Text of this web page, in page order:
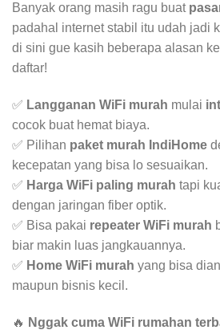
Banyak orang masih ragu buat
padahal internet stabil itu udah jadi
di sini gue kasih beberapa alasan
daftar!
✅ Langganan WiFi murah mulai
cocok buat hemat biaya.
✅ Pilihan paket murah IndiHome
kecepatan yang bisa lo sesuaikan.
✅ Harga WiFi paling murah tapi
dengan jaringan fiber optik.
✅ Bisa pakai repeater WiFi murah
biar makin luas jangkauannya.
✅ Home WiFi murah yang bisa
maupun bisnis kecil.
🔥 Nggak cuma WiFi rumahan